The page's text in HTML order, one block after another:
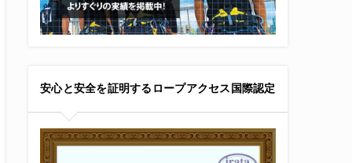
安心と安全を証明するロープアクセス国際認定